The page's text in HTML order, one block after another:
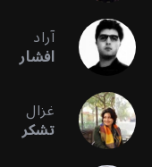
آراد
افشار
غزال
تشکر